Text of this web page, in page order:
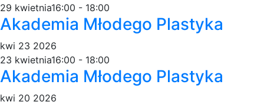
29 kwietnia16:00 - 18:00
Akademia Młodego Plastyka
kwi 23 2026
23 kwietnia16:00 - 18:00
Akademia Młodego Plastyka
kwi 20 2026